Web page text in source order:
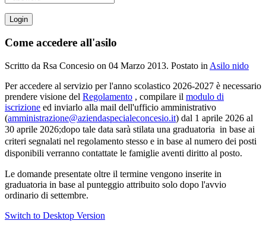
Come accedere all'asilo
Scritto da Rsa Concesio on 04 Marzo 2013. Postato in Asilo nido
Per accedere al servizio per l'anno scolastico 2026-2027 è necessario
prendere visione del Regolamento , compilare il modulo di
iscrizione ed inviarlo alla mail dell'ufficio amministrativo
(amministrazione@aziendaspecialeconcesio.it) dal 1 aprile 2026 al
30 aprile 2026;dopo tale data sarà stilata una graduatoria in base ai
criteri segnalati nel regolamento stesso e in base al numero dei posti
disponibili verranno contattate le famiglie aventi diritto al posto.
Le domande presentate oltre il termine vengono inserite in
graduatoria in base al punteggio attribuito solo dopo l'avvio
ordinario di settembre.
Switch to Desktop Version